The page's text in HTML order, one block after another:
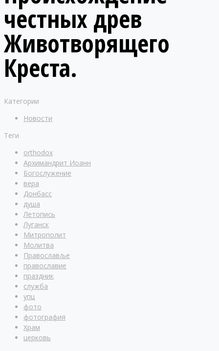
честных древ
Животворящего
Креста.
Категории
Новости
Теги
orthodox
Архимандрит Иоанн
Богослужение
вера
Донбасс
душа
Летопись
Луганск
Митрополит
Молитва
Православље
православие
праздник
служба
упц
фото
фотография
Храм
церковь